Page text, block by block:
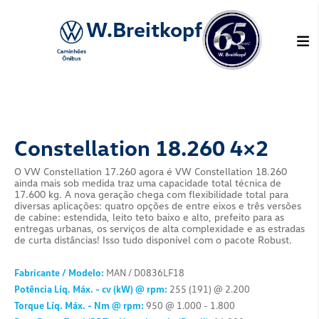
W.Breitkopf
Constellation
O VW Constellation 17.260 agora é VW
17.600 kg. A nova geração chega com
diversas aplicações: quatro opções de entre
de cabine: estendida, leito teto baixo e alto,